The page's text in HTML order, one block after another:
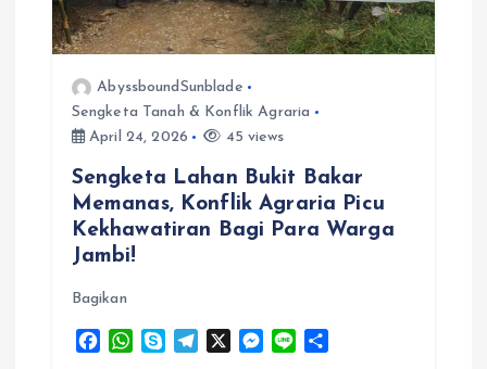
AbyssboundSunblade
Sengketa Tanah & Konflik Agraria
April 24, 2026
45 views
Sengketa Lahan Bukit Bakar
Memanas, Konflik Agraria Picu
Kekhawatiran Bagi Para Warga
Jambi!
Bagikan
W
M